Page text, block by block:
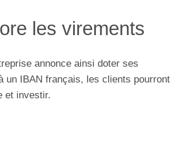
les virements
annonce ainsi doter ses
un IBAN français, les clients pourront
et investir.